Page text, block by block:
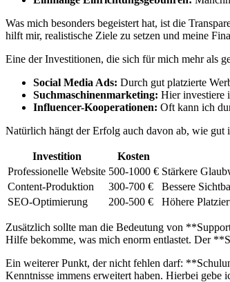
Was⁤ mich besonders begeistert ⁢hat, ist die
hilft mir, realistische Ziele zu⁣ setzen und meine
Eine der Investitionen, die sich für mich mehr als
Social‌ Media⁢ Ads: Durch gut platzierte
Suchmaschinenmarketing: Hier investiere⁣
Influencer-Kooperationen: Oft kann ich
Natürlich hängt der ‍Erfolg auch davon ab, wie
Investition Kosten
Professionelle Website 500-1000 € Stärkere
Content-Produktion
300-700 €
Bessere
SEO-Optimierung
200-500 € Höhere
Zusätzlich‌ sollte man⁢ die​ Bedeutung von⁣
Hilfe⁣ bekomme, was mich enorm entlastet. ⁤Der
Ein weiterer Punkt, der‌ nicht fehlen darf:
Kenntnisse immens erweitert haben. ​Hierbei